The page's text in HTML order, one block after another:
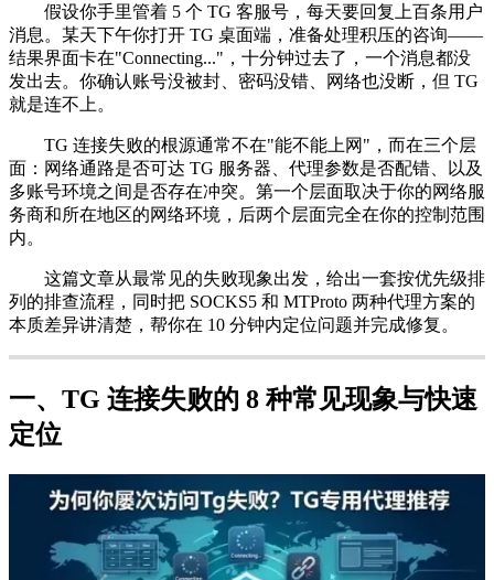
假设你手里管着 5 个 TG 客服号，每天要回复上百条用户
消息。某天下午你打开 TG 桌面端，准备处理积压的咨询——
结果界面卡在"Connecting..."，十分钟过去了，一个消息都没
发出去。你确认账号没被封、密码没错、网络也没断，但 TG
就是连不上。
TG 连接失败的根源通常不在"能不能上网"，而在三个层
面：网络通路是否可达 TG 服务器、代理参数是否配错、以及
多账号环境之间是否存在冲突。第一个层面取决于你的网络服
务商和所在地区的网络环境，后两个层面完全在你的控制范围
内。
这篇文章从最常见的失败现象出发，给出一套按优先级排
列的排查流程，同时把 SOCKS5 和 MTProto 两种代理方案的
本质差异讲清楚，帮你在 10 分钟内定位问题并完成修复。
一、TG 连接失败的 8 种常见现象与快速
定位